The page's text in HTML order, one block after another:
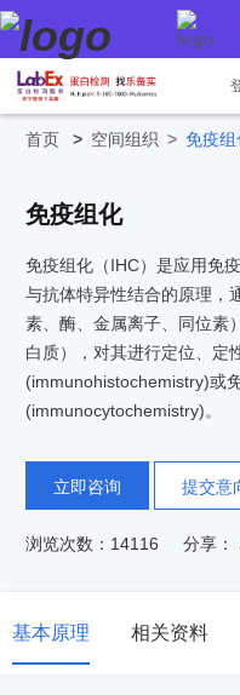
首页 > 空间组织 > 免疫组
免疫组化
免疫组化（IHC）是应用免
与抗体特异性结合的原理，
素、酶、金属离子、同位素
白质），对其进行定位、定
(immunohistochemistry)或
(immunocytochemistry)。
立即咨询 提交意
浏览次数：14116 分享：
基本原理 相关资料